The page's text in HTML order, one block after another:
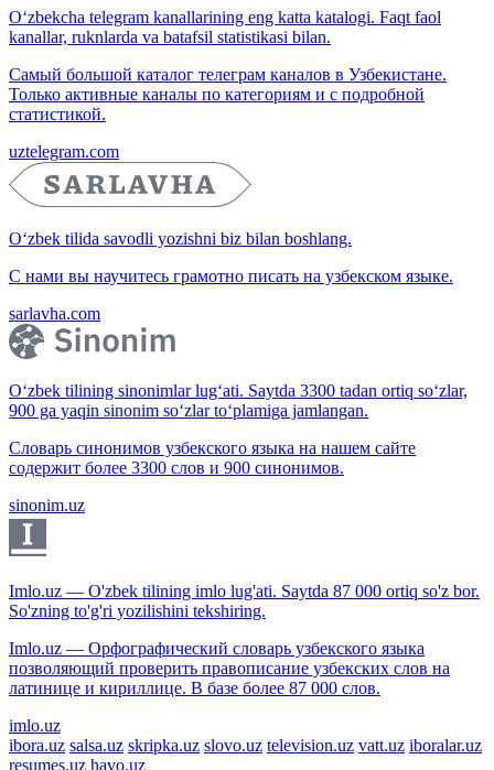
O‘zbekcha telegram kanallarining eng katta katalogi. Faqt faol
kanallar, ruknlarda va batafsil statistikasi bilan.
Самый большой каталог телеграм каналов в Узбекистане.
Только активные каналы по категориям и с подробной
статистикой.
uztelegram.com
O‘zbek tilida savodli yozishni biz bilan boshlang.
С нами вы научитесь грамотно писать на узбекском языке.
sarlavha.com
O‘zbek tilining sinonimlar lug‘ati. Saytda 3300 tadan ortiq so‘zlar,
900 ga yaqin sinonim so‘zlar to‘plamiga jamlangan.
Словарь синонимов узбекского языка на нашем сайте
содержит более 3300 слов и 900 синонимов.
sinonim.uz
Imlo.uz — O'zbek tilining imlo lug'ati. Saytda 87 000 ortiq so'z bor.
So'zning to'g'ri yozilishini tekshiring.
Imlo.uz — Орфографический словарь узбекского языка
позволяющий проверить правописание узбекских слов на
латинице и кириллице. В базе более 87 000 слов.
imlo.uz
ibora.uz salsa.uz skripka.uz slovo.uz television.uz vatt.uz iboralar.uz
resumes.uz havo.uz